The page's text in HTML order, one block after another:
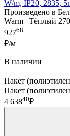
W/m, IP20, 2835,
Произведено в
Warm | Тёплый
92768
₽/м
В наличии
Пакет
Пакет
4 63840₽